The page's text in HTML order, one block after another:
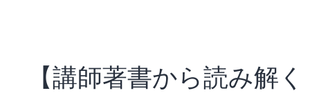
て
お
【講師著書から読み解く